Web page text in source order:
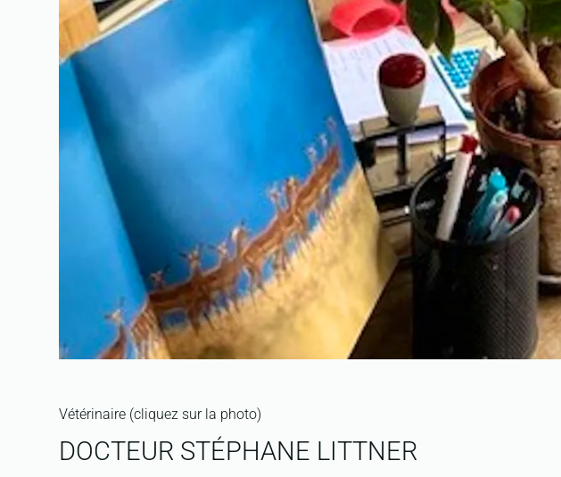
Vétérinaire (cliquez sur la photo)
DOCTEUR STÉPHANE LITTNER